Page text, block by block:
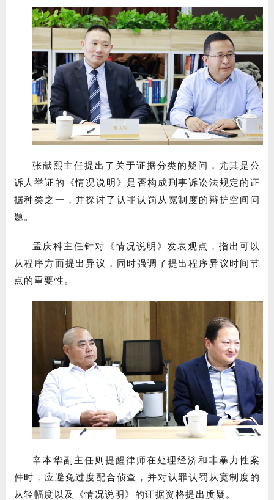
张献熙主任提出了关于证据分类的疑问，尤其是公
诉人举证的《情况说明》是否构成刑事诉讼法规定的证
据种类之一，并探讨了认罪认罚从宽制度的辩护空间问
题。
孟庆科主任针对《情况说明》发表观点，指出可以
从程序方面提出异议，同时强调了提出程序异议时间节
点的重要性。
辛本华副主任则提醒律师在处理经济和非暴力性案
件时，应避免过度配合侦查，并对认罪认罚从宽制度的
从轻幅度以及《情况说明》的证据资格提出质疑。